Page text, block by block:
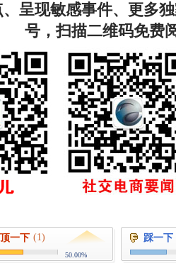
呈现敏感事件、更多
号，扫描二维码免费
顶一下 (1)
50.00%
踩一下